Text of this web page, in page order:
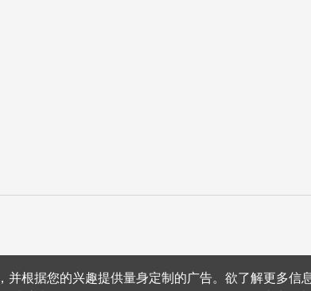
根据您的兴趣提供量身定制的广告。欲了解更多信
网安备 31011502012180号沪ICP备15008415号条款条约隐